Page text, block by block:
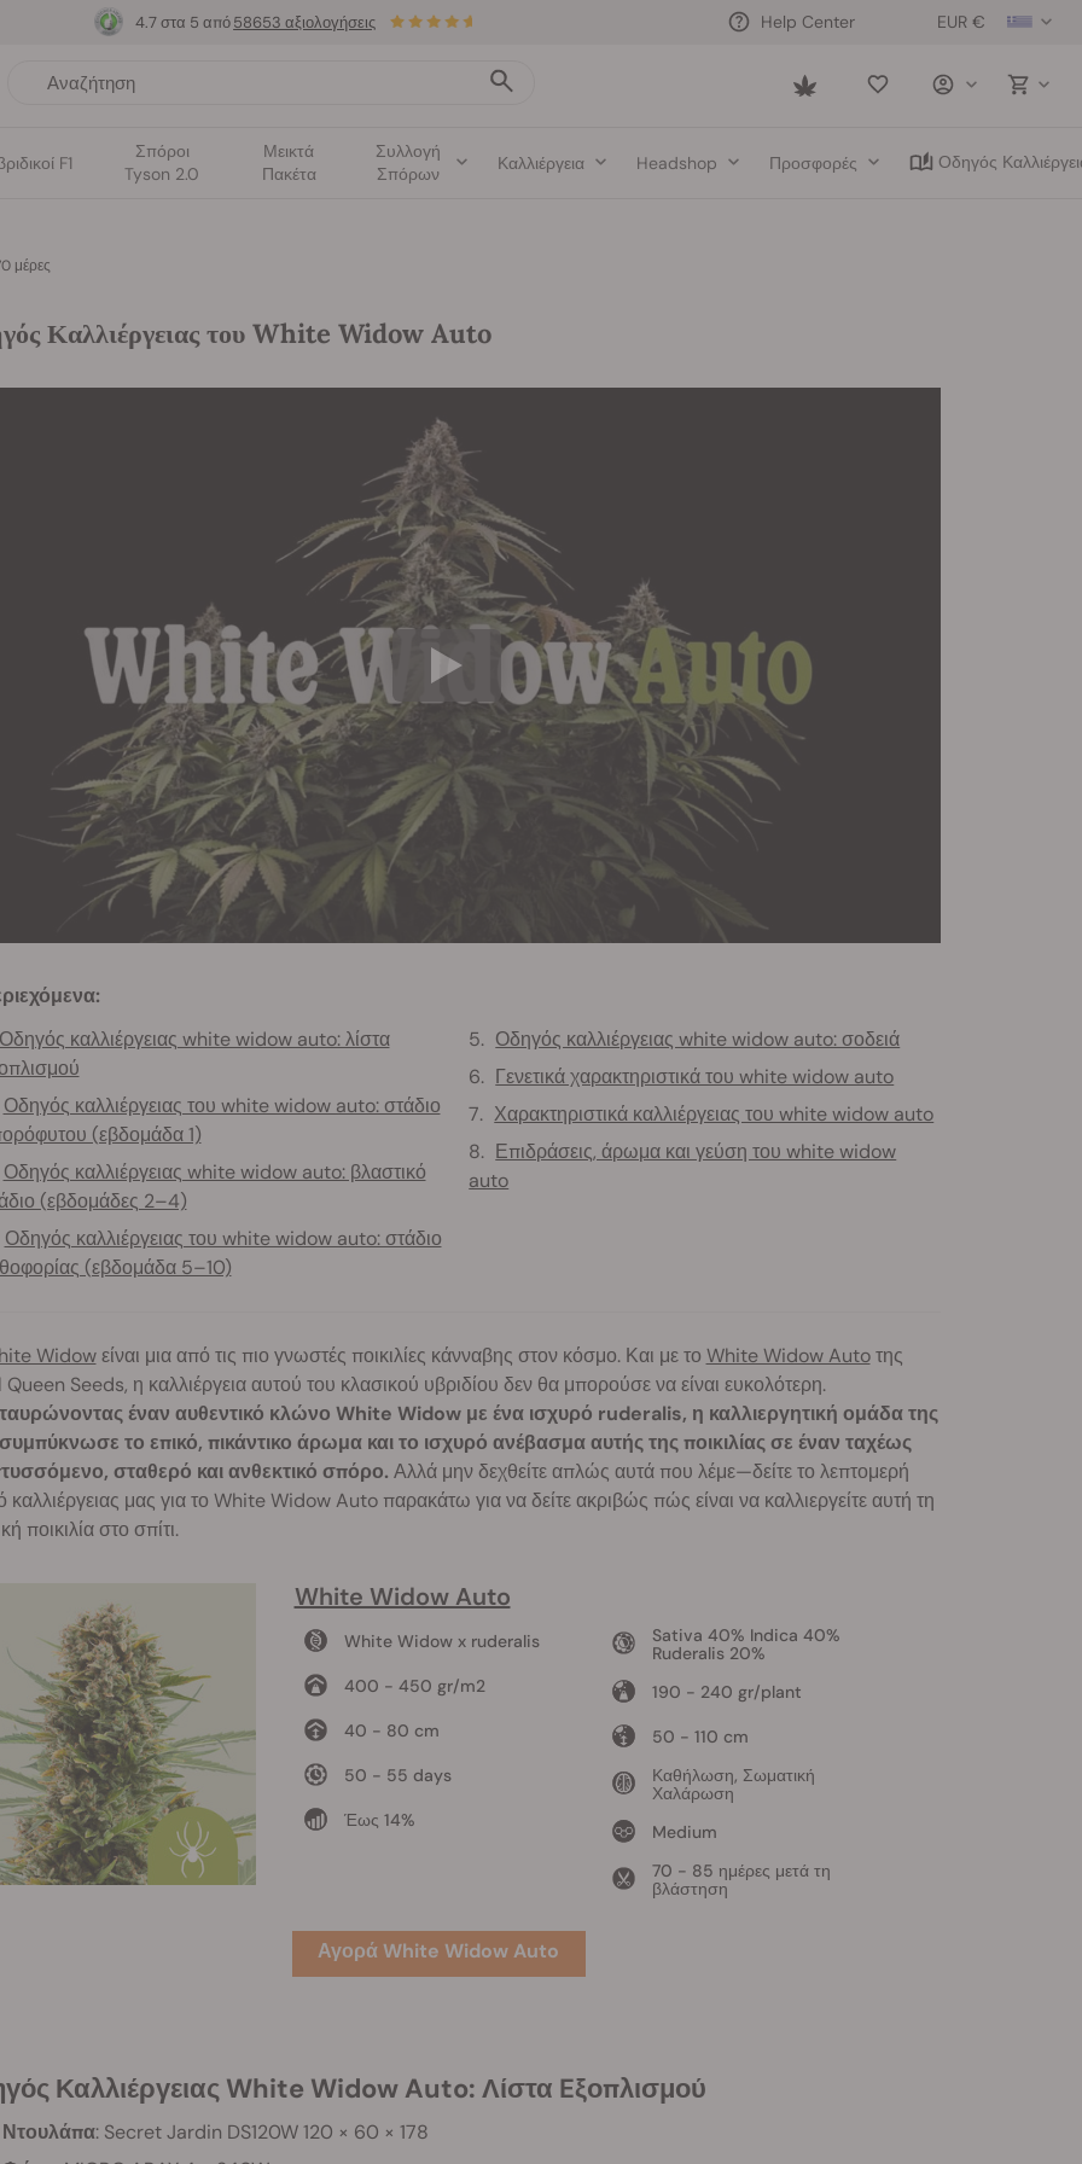
EUR €
Help Center
Saved
F1
Σπόροι
Tyson 2.0
Μεικτά
Πακέτα
Συλλογή
Σπόρων
Καλλιέργεια Headshop Προσφορές Οδηγός
4.7 στα 5 από58653 αξιολογήσεις
μέρες
Καλλιέργειας του White Widow Auto
καλλιέργειας white widow auto: λίστα
Οδηγός καλλιέργειας του white widow auto: στάδιο
(εβδομάδα 1)
Οδηγός καλλιέργειας white widow auto: βλαστικό
(εβδομάδες 2–4)
Οδηγός καλλιέργειας του white widow auto: στάδιο
(εβδομάδα 5–10)
Οδηγός καλλιέργειας white widow auto: σοδειά
Γενετικά χαρακτηριστικά του white widow auto
Χαρακτηριστικά καλλιέργειας του white widow auto
Επιδράσεις, άρωμα και γεύση του white widow
auto
Widowείναι μια από τις πιο γνωστές ποικιλίες κάνναβης στον κόσμο. Και με το White Widow Autoτης
Seeds, η καλλιέργεια αυτού του κλασικού υβριδίου δεν θα μπορούσε να είναι ευκολότερη.
έναν αυθεντικό κλώνο White Widow με ένα ισχυρό ruderalis, η καλλιεργητική ομάδα της
το επικό, πικάντικο άρωμα και το ισχυρό ανέβασμα αυτής της ποικιλίας σε έναν ταχέως
σταθερό και ανθεκτικό σπόρο. Αλλά μην δεχθείτε απλώς αυτά που λέμε—δείτε το λεπτομερή
καλλιέργειας μας για το White Widow Auto παρακάτω για να δείτε ακριβώς πώς είναι να καλλιεργείτε αυτή τη
ποικιλία στο σπίτι.
White Widow Auto
White Widow x ruderalis
400 - 450 gr/m2
40 - 80 cm
50 - 55 days
Έως 14%
Sativa 40% Indica 40%
Ruderalis 20%
190 - 240 gr/plant
50 - 110 cm
Καθήλωση, Σωματική
Χαλάρωση
Medium
70 - 85 ημέρες μετά τη
βλάστηση
Αγορά White Widow Auto
Καλλιέργειας White Widow Auto: Λίστα Eξοπλισμού
Ντουλάπα: Secret Jardin DS120W 120 × 60 × 178